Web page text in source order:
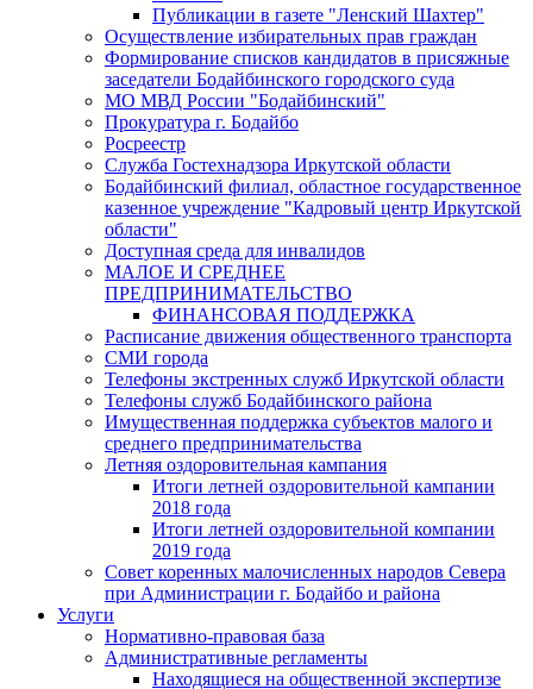
Публикации в газете "Ленский Шахтер"
Осуществление избирательных прав граждан
Формирование списков кандидатов в присяжные
заседатели Бодайбинского городского суда
МО МВД России "Бодайбинский"
Прокуратура г. Бодайбо
Росреестр
Служба Гостехнадзора Иркутской области
Бодайбинский филиал, областное государственное
казенное учреждение "Кадровый центр Иркутской
области"
Доступная среда для инвалидов
МАЛОЕ И СРЕДНЕЕ
ПРЕДПРИНИМАТЕЛЬСТВО
ФИНАНСОВАЯ ПОДДЕРЖКА
Расписание движения общественного транспорта
СМИ города
Телефоны экстренных служб Иркутской области
Телефоны служб Бодайбинского района
Имущественная поддержка субъектов малого и
среднего предпринимательства
Летняя оздоровительная кампания
Итоги летней оздоровительной кампании
2018 года
Итоги летней оздоровительной компании
2019 года
Совет коренных малочисленных народов Севера
при Администрации г. Бодайбо и района
Услуги
Нормативно-правовая база
Административные регламенты
Находящиеся на общественной экспертизе